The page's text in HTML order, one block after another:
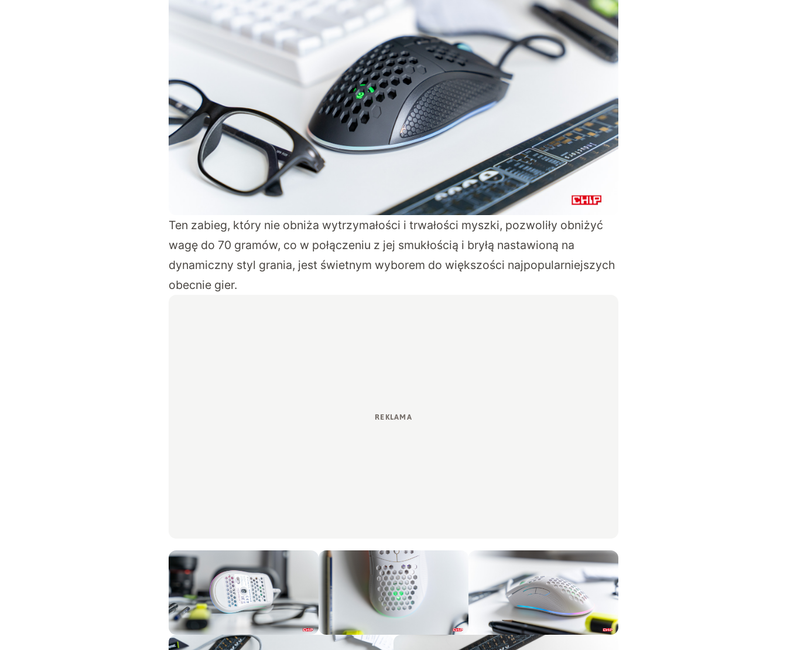
Ten zabieg, który nie obniża wytrzymałości i trwałości myszki, pozwoliły obniżyć
wagę do 70 gramów, co w połączeniu z jej smukłością i bryłą nastawioną na
dynamiczny styl grania, jest świetnym wyborem do większości najpopularniejszych
obecnie gier.